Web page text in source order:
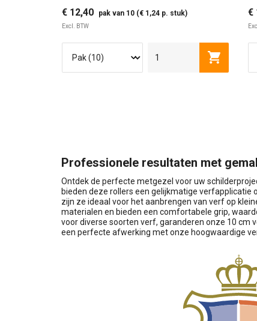
€ 12,40 pak van 10 (€ 1,24 p. stuk)
Excl. BTW
€
Professionele resultaten met
Ontdek de perfecte metgezel voor uw
bieden deze rollers een gelijkmatige
zijn ze ideaal voor het aanbrengen van verf op
materialen en bieden een comfortabele grip,
voor diverse soorten verf, garanderen onze 10 cm
een perfecte afwerking met onze hoogwaardige